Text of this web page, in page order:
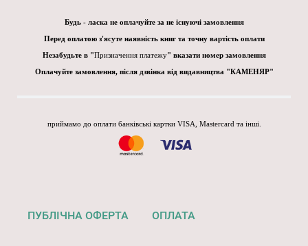
Будь - ласка не оплачуйте за не існуючі замовлення
Перед оплатою з'ясуте наявність книг та точну вартість оплати
Незабудьте в "Призначення платежу" вказати номер замовлення
Оплачуйте замовлення, після дзвінка від видавництва "КАМЕНЯР"
приймамо до оплати банківські картки VISA, Mastercard та інші.
ПУБЛІЧНА ОФЕРТА ОПЛАТА